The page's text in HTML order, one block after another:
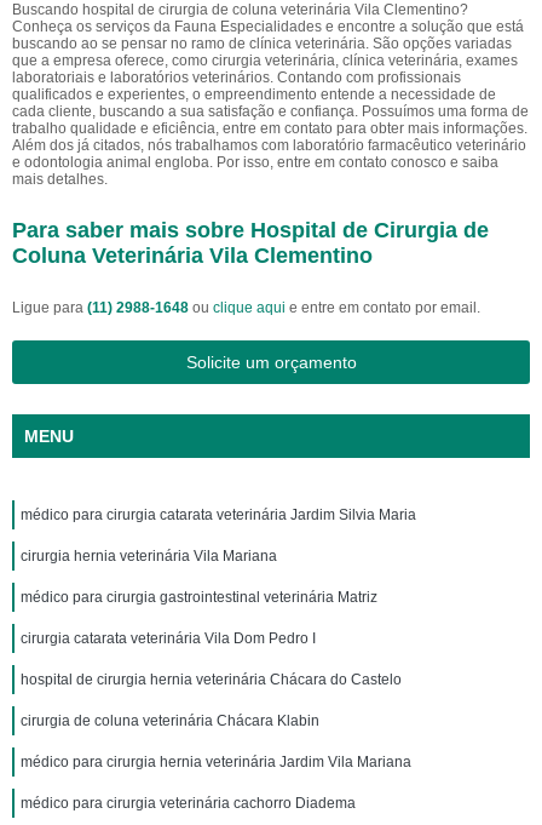
Buscando hospital de cirurgia de coluna veterinária Vila Clementino?
Conheça os serviços da Fauna Especialidades e encontre a solução que está
buscando ao se pensar no ramo de clínica veterinária. São opções variadas
que a empresa oferece, como cirurgia veterinária, clínica veterinária, exames
laboratoriais e laboratórios veterinários. Contando com profissionais
qualificados e experientes, o empreendimento entende a necessidade de
cada cliente, buscando a sua satisfação e confiança. Possuímos uma forma de
trabalho qualidade e eficiência, entre em contato para obter mais informações.
Além dos já citados, nós trabalhamos com laboratório farmacêutico veterinário
e odontologia animal engloba. Por isso, entre em contato conosco e saiba
mais detalhes.
Para saber mais sobre Hospital de Cirurgia de
Coluna Veterinária Vila Clementino
Ligue para (11) 2988-1648 ou clique aqui e entre em contato por email.
Solicite um orçamento
MENU
médico para cirurgia catarata veterinária Jardim Silvia Maria
cirurgia hernia veterinária Vila Mariana
médico para cirurgia gastrointestinal veterinária Matriz
cirurgia catarata veterinária Vila Dom Pedro I
hospital de cirurgia hernia veterinária Chácara do Castelo
cirurgia de coluna veterinária Chácara Klabin
médico para cirurgia hernia veterinária Jardim Vila Mariana
médico para cirurgia veterinária cachorro Diadema